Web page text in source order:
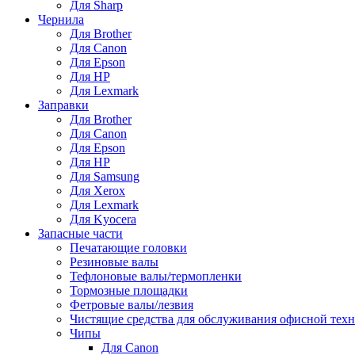
Для Sharp
Чернила
Для Brother
Для Canon
Для Epson
Для HP
Для Lexmark
Заправки
Для Brother
Для Canon
Для Epson
Для HP
Для Samsung
Для Xerox
Для Lexmark
Для Kyocera
Запасные части
Печатающие головки
Резиновые валы
Тефлоновые валы/термопленки
Тормозные площадки
Фетровые валы/лезвия
Чистящие средства для обслуживания офисной
Чипы
Для Canon